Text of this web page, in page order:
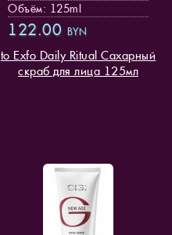
Объём: 125ml
122.00 BYN
to Exfo Daily Ritual Сахарный
скраб для лица 125мл